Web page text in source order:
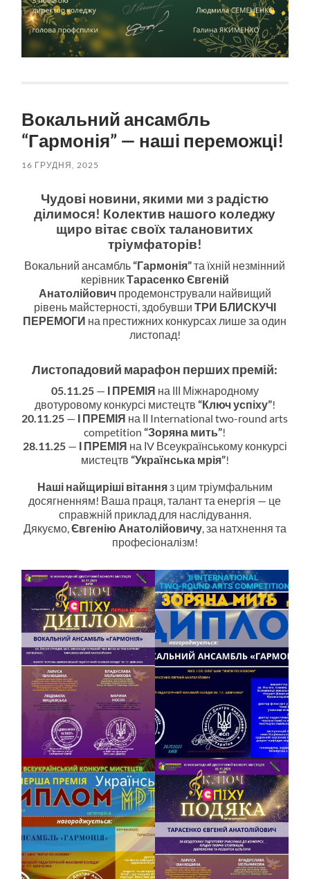
Вокальний ансамбль
“Гармонія” — наші переможці!
16 ГРУДНЯ, 2025
Чудові новини, якими ми з радістю
ділимося! Колектив нашого коледжу
щиро вітає своїх талановитих
тріумфаторів!
Вокальний ансамбль“Гармонія”та їхній незмінний
керівникТарасенко Євгеній
Анатолійовичпродемонстрували найвищий
рівень майстерності, здобувши ТРИ БЛИСКУЧІ
ПЕРЕМОГИ на престижних конкурсах лише за один
листопад!
Листопадовий марафон перших премій:
05.11.25— І ПРЕМІЯ на ІІІ Міжнародному
двотуровому конкурсі мистецтв “Ключ успіху”!
20.11.25 — І ПРЕМІЯ на ІІ International two-round arts
competition“Зоряна мить”!
28.11.25— І ПРЕМІЯ на ІV Всеукраїнському конкурсі
мистецтв “Українська мрія”!
Наші найщиріші вітанняз цим тріумфальним
досягненням! Ваша праця, талант та енергія — це
справжній приклад для наслідування.
Дякуємо,Євгенію Анатолійовичу, за натхнення та
професіоналізм!